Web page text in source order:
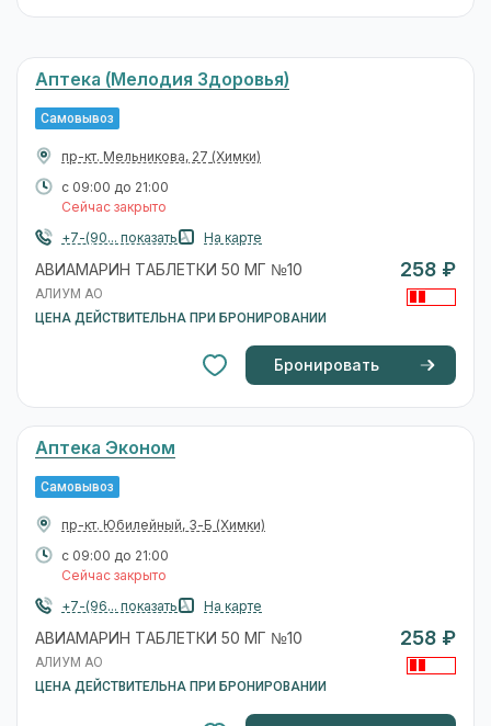
Аптека (Мелодия Здоровья)
Самовывоз
пр-кт. Мельникова, 27 (Химки)
с 09:00 до 21:00
Сейчас закрыто
+7-(90... показать
На карте
АВИАМАРИН ТАБЛЕТКИ 50 МГ №10
АЛИУМ АО
ЦЕНА ДЕЙСТВИТЕЛЬНА ПРИ БРОНИРОВАНИИ
258 ₽
Бронировать
Аптека Эконом
Самовывоз
пр-кт. Юбилейный, 3-Б (Химки)
с 09:00 до 21:00
Сейчас закрыто
+7-(96... показать
На карте
АВИАМАРИН ТАБЛЕТКИ 50 МГ №10
АЛИУМ АО
ЦЕНА ДЕЙСТВИТЕЛЬНА ПРИ БРОНИРОВАНИИ
258 ₽